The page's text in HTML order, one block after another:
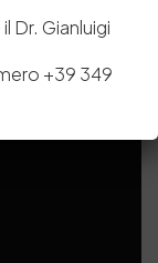
concianti
Camere di
Dr. Gianluigi
+39 349